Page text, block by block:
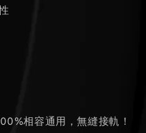
相容通用，無縫接軌！